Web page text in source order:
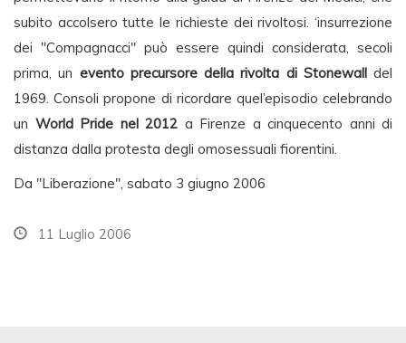
subito accolsero tutte le richieste dei rivoltosi. ‘insurrezione
dei "Compagnacci" può essere quindi considerata, secoli
prima, un evento precursore della rivolta di Stonewalldel
1969. Consoli propone di ricordare quel’episodio celebrando
un World Pride nel 2012 a Firenze a cinquecento anni di
distanza dalla protesta degli omosessuali fiorentini.
Da "Liberazione", sabato 3 giugno 2006
11 Luglio 2006